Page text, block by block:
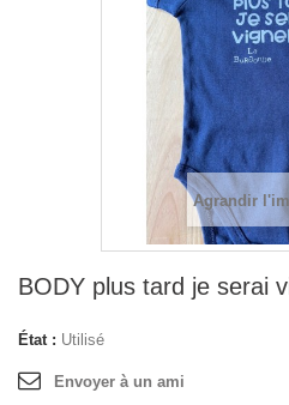
Agrandir
BODY plus tard je serai
État : Utilisé
Envoyer à un ami